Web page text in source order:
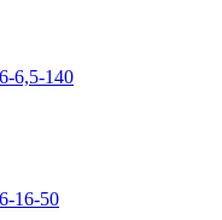
6,5-140
16-50